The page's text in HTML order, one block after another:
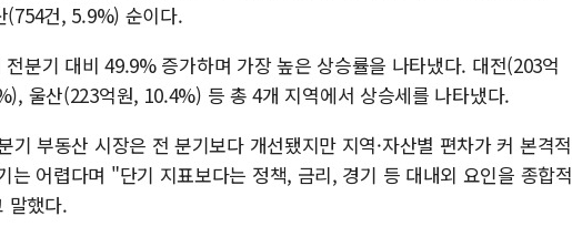
건, 5.9%) 순이다.
분기 대비 49.9% 증가하며 가장 높은 상승률을 나타냈다. 대전(203억
울산(223억원, 10.4%) 등 총 4개 지역에서 상승세를 나타냈다.
기 부동산 시장은 전 분기보다 개선됐지만 지역·자산별 편차가 커 본격적
는 어렵다며 "단기 지표보다는 정책, 금리, 경기 등 대내외 요인을 종합적
말했다.